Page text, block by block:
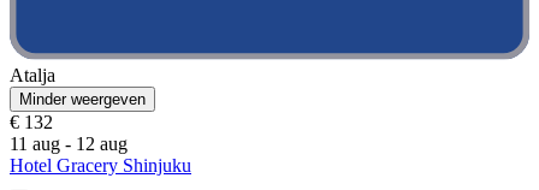
Atalja
Minder weergeven
€ 132
11 aug - 12 aug
Hotel Gracery Shinjuku